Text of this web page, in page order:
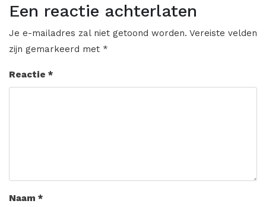
Een reactie achterlaten
Je e-mailadres zal niet getoond worden. Vereiste velden
zijn gemarkeerd met *
Reactie *
Naam *